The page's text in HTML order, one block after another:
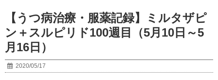
【うつ病治療・服薬記録】ミルタザピ
ン＋スルピリド100週目（5月10日～5
月16日）
2020/05/17